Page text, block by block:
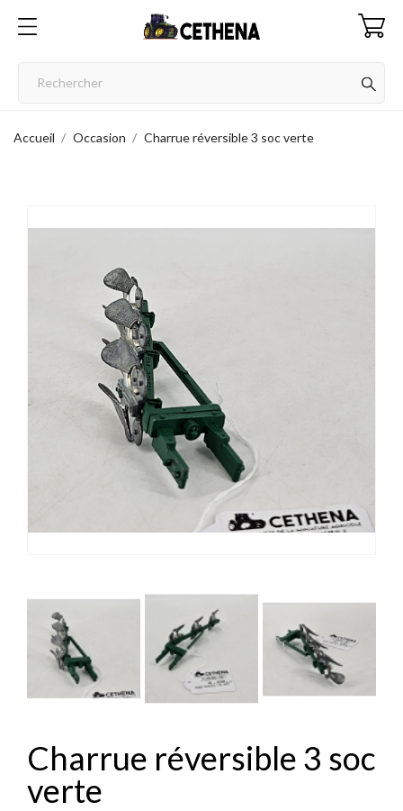
Accueil Occasion Charrue réversible 3 soc verte
Charrue réversible 3 soc
verte